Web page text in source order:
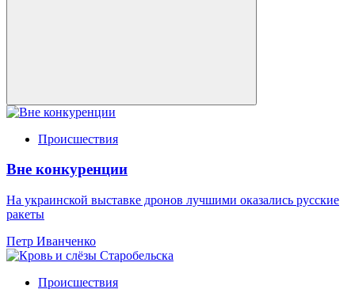
Происшествия
Вне конкуренции
На украинской выставке дронов лучшими оказались русские
ракеты
Петр Иванченко
Происшествия